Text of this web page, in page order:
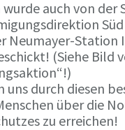
wurde auch von der
Neumayer-Station
(Siehe Bild
uns durch diesen
über die
zu erreichen!